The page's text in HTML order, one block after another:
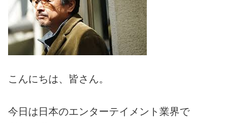
こんにちは、皆さん。
今日は日本のエンターテイメント業界で